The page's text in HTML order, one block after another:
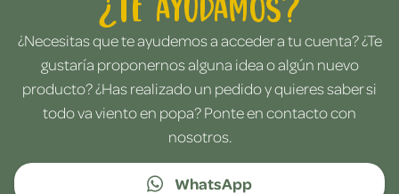
¿Necesitas que te ayudemos a acceder a tu cuenta? ¿Te
gustaría proponernos alguna idea o algún nuevo
producto? ¿Has realizado un pedido y quieres saber si
todo va viento en popa? Ponte en contacto con
nosotros.
WhatsApp